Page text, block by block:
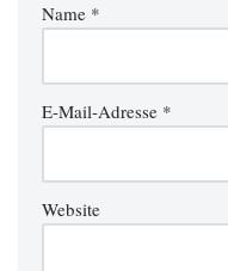
Name *
E-Mail-Adresse *
Website